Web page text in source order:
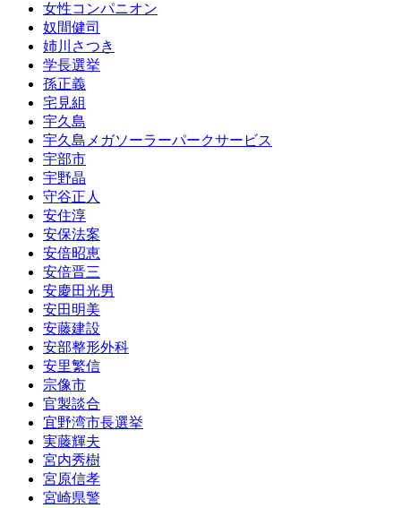
女性コンパニオン
奴間健司
姉川さつき
学長選挙
孫正義
宅見組
宇久島
宇久島メガソーラーパークサービス
宇部市
宇野晶
守谷正人
安住淳
安保法案
安倍昭恵
安倍晋三
安慶田光男
安田明美
安藤建設
安部整形外科
安里繁信
宗像市
官製談合
宜野湾市長選挙
実藤輝夫
宮内秀樹
宮原信孝
宮崎県警